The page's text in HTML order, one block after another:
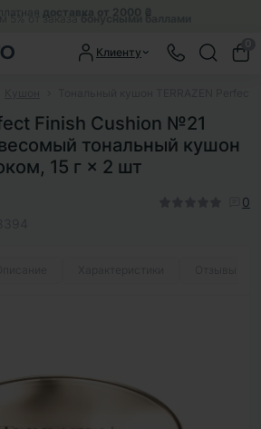
5% от заказа бонусными баллами
Клиенту
Finish Cushion №21
тональный кушон
15 г × 2 шт
0